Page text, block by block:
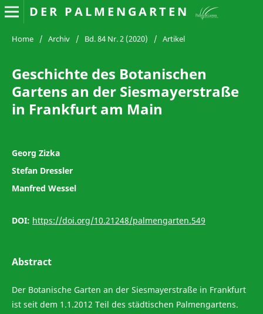
DER PALMENGARTEN
Home / Archiv / Bd. 84 Nr. 2 (2020) / Artikel
Geschichte des Botanischen
Gartens an der Siesmayerstraße
in Frankfurt am Main
Georg Zizka
Stefan Dressler
Manfred Wessel
DOI: https://doi.org/10.21248/palmengarten.549
Abstract
Der Botanische Garten an der Siesmayerstraße in Frankfurt
ist seit dem 1.1.2012 Teil des städtischen Palmengartens.